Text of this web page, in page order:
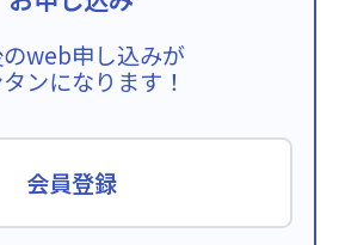
web申し込みが
ンになります！
会員登録